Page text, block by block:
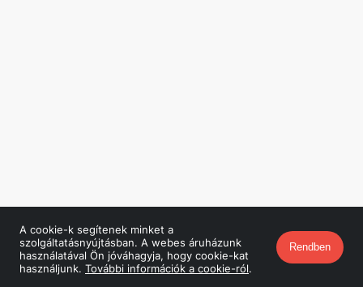
A cookie-k segítenek minket a
szolgáltatásnyújtásban. A webes áruházunk
használatával Ön jóváhagyja, hogy cookie-kat
használjunk. További információk a cookie-ról.
Rendben